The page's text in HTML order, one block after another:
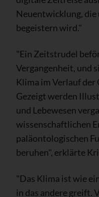
Neuentwicklung, die
begeistern wird."
"Ein Zeitstrudel
Vergangenheit, und
Klima im Verlauf der
Gezeigt werden
und Lebewesen
wissenschaftlichen
paläontologischen
beruhen", erklärte
"Das Klima ist wie
in das andere greift.